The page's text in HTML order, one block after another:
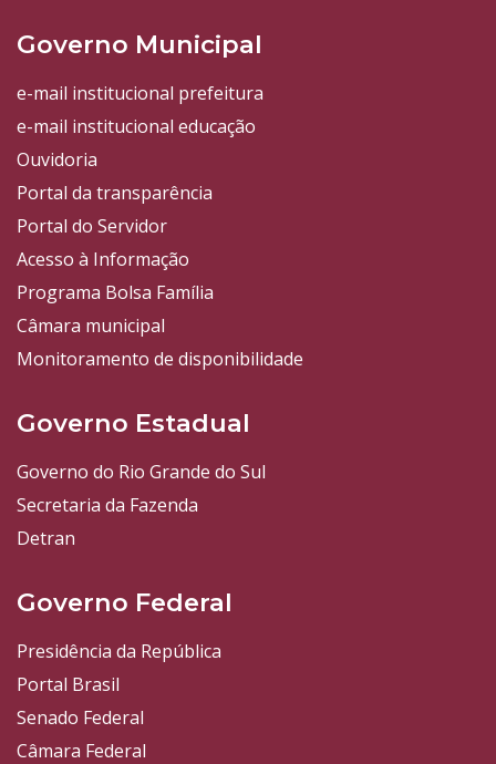
Governo Municipal
e-mail institucional prefeitura
e-mail institucional educação
Ouvidoria
Portal da transparência
Portal do Servidor
Acesso à Informação
Programa Bolsa Família
Câmara municipal
Monitoramento de disponibilidade
Governo Estadual
Governo do Rio Grande do Sul
Secretaria da Fazenda
Detran
Governo Federal
Presidência da República
Portal Brasil
Senado Federal
Câmara Federal